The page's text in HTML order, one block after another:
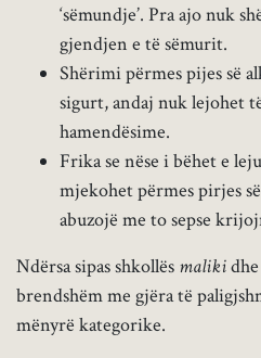
‘sëmundje’. Pra ajo nuk
gjendjen e të sëmurit.
Shërimi përmes pijes së
sigurt, andaj nuk lejohet
hamendësime.
Frika se nëse i bëhet e
mjekohet përmes pirjes
abuzojë me to sepse
Ndërsa sipas shkollës malikidhe
brendshëm me gjëra të
mënyrë kategorike.